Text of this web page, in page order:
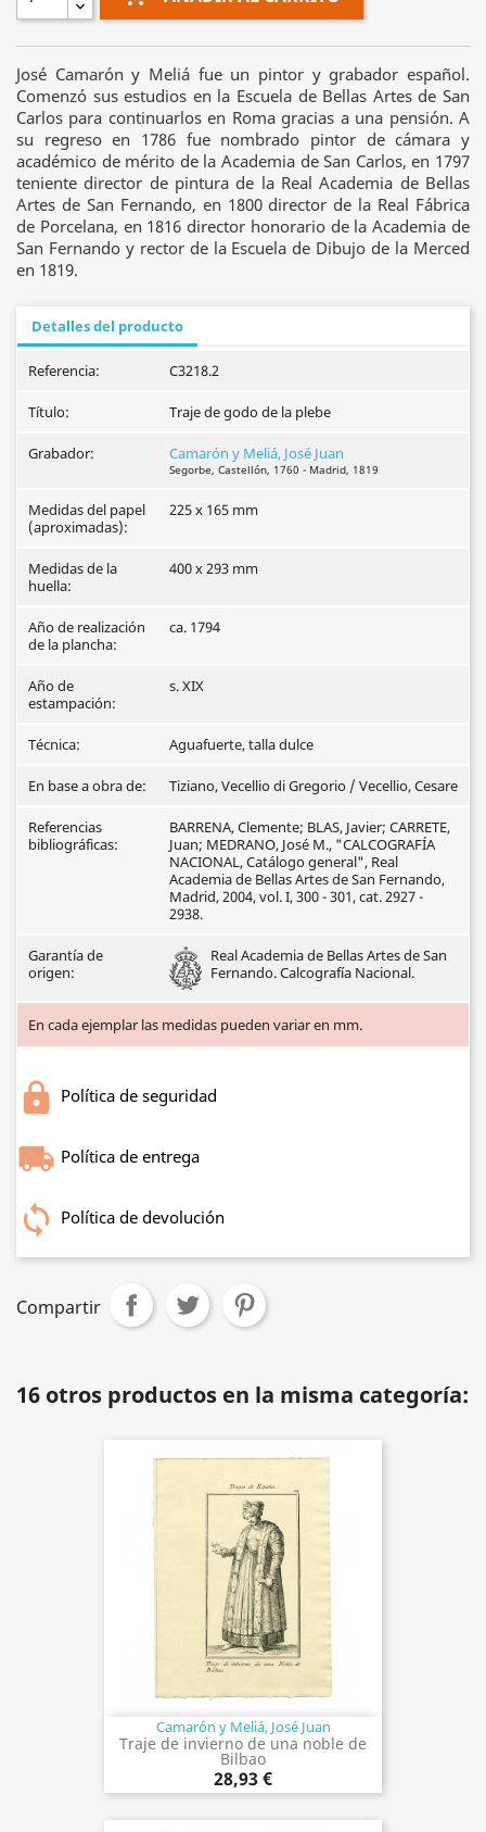
José Camarón y Meliá fue un pintor y grabador español.
Comenzó sus estudios en la Escuela de Bellas Artes de San
Carlos para continuarlos en Roma gracias a una pensión. A
su regreso en 1786 fue nombrado pintor de cámara y
académico de mérito de la Academia de San Carlos, en 1797
teniente director de pintura de la Real Academia de Bellas
Artes de San Fernando, en 1800 director de la Real Fábrica
de Porcelana, en 1816 director honorario de la Academia de
San Fernando y rector de la Escuela de Dibujo de la Merced
en 1819.
Detalles del producto
Referencia: C3218.2
Título: Traje de godo de la plebe
Grabador: Camarón y Meliá, José Juan
Segorbe, Castellón, 1760 - Madrid, 1819
Medidas del papel
(aproximadas):
225 x 165 mm
Medidas de la
huella:
400 x 293 mm
Año de realización
de la plancha:
ca. 1794
Año de
estampación:
s. XIX
Técnica: Aguafuerte, talla dulce
En base a obra de: Tiziano, Vecellio di Gregorio / Vecellio, Cesare
Referencias
bibliográficas:
BARRENA, Clemente; BLAS, Javier; CARRETE,
Juan; MEDRANO, José M., "CALCOGRAFÍA
NACIONAL, Catálogo general", Real
Academia de Bellas Artes de San Fernando,
Madrid, 2004, vol. I, 300 - 301, cat. 2927 -
2938.
Garantía de
origen:
Real Academia de Bellas Artes de San
Fernando. Calcografía Nacional.
En cada ejemplar las medidas pueden variar en mm.
Política de seguridad
Política de entrega
Política de devolución
Compartir
16 otros productos en la misma categoría:
Camarón y Meliá, José Juan
Traje de invierno de una noble de
Bilbao
28,93 €